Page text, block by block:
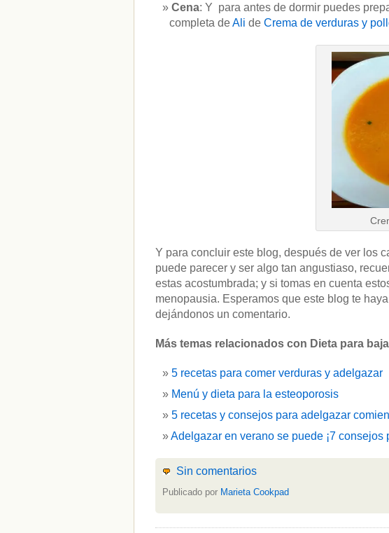
Cena: Y para antes de dormir puedes
completa deAli de Crema de verduras y
Y para concluir este blog, después de ver los
puede parecer y ser algo tan angustiaso,
estas acostumbrada; y si tomas en cuenta
menopausia. Esperamos que este blog te
dejándonos un comentario.
Más temas relacionados con Dieta para
5 recetas para comer verduras y adelgazar
Menú y dieta para la esteoporosis
5 recetas y consejos para adelgazar
Adelgazar en verano se puede ¡7 consejos
Sin comentarios
Publicado por Marieta Cookpad